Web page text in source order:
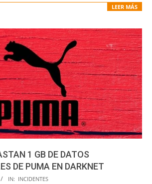
LEER MÁS
1 GB DE DATOS
DE PUMA EN DARKNET
IN: INCIDENTES